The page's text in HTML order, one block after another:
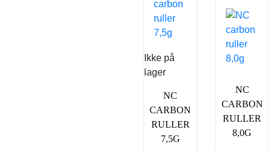
Ikke på
lager
NC
CARBON
RULLER
7,5G
NC
CARBON
RULLER
8,0G